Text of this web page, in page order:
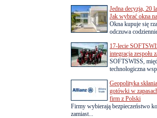
Jedna decyzja, 20
Jak wybrać okna
Okna kupuje się
odczuwa
17-lecie
integracja zespołu
SOFTSWISS,
technologiczna
Geopolityka
gotówki w
firm z Polski
Firmy wybierają bezpieczeństwo
zamiast...